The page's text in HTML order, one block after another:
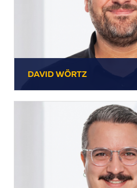
DAVID WÖRTZ
E-